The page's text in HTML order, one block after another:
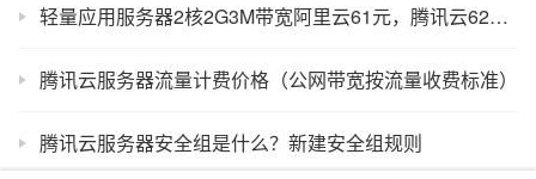
轻量应用服务器2核2G3M带宽阿里云61元，腾讯云62元一年
腾讯云服务器流量计费价格（公网带宽按流量收费标准）
腾讯云服务器安全组是什么？新建安全组规则